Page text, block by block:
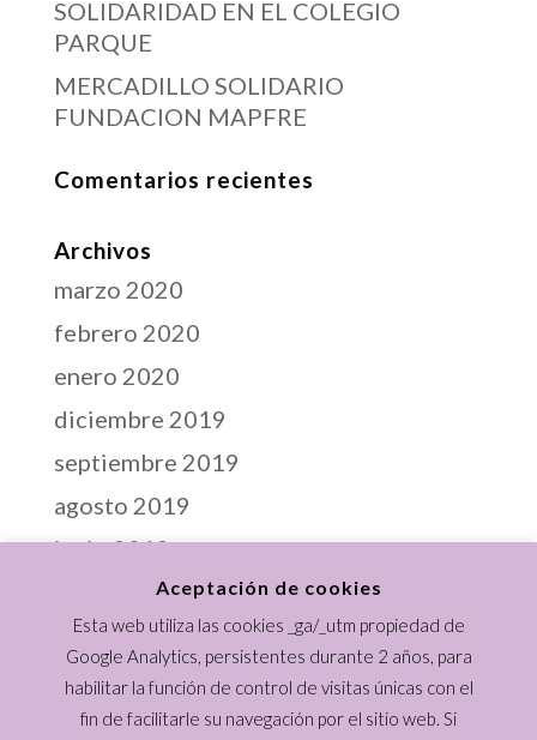
SOLIDARIDAD EN EL COLEGIO
PARQUE
MERCADILLO SOLIDARIO
FUNDACION MAPFRE
Comentarios recientes
Archivos
marzo 2020
febrero 2020
enero 2020
diciembre 2019
septiembre 2019
agosto 2019
junio 2019
abril 2019
marzo 2019
febrero 2019
enero 2019
Aceptación de cookies
Esta web utiliza las cookies _ga/_utm propiedad de
Google Analytics, persistentes durante 2 años, para
habilitar la función de control de visitas únicas con el
fin de facilitarle su navegación por el sitio web. Si